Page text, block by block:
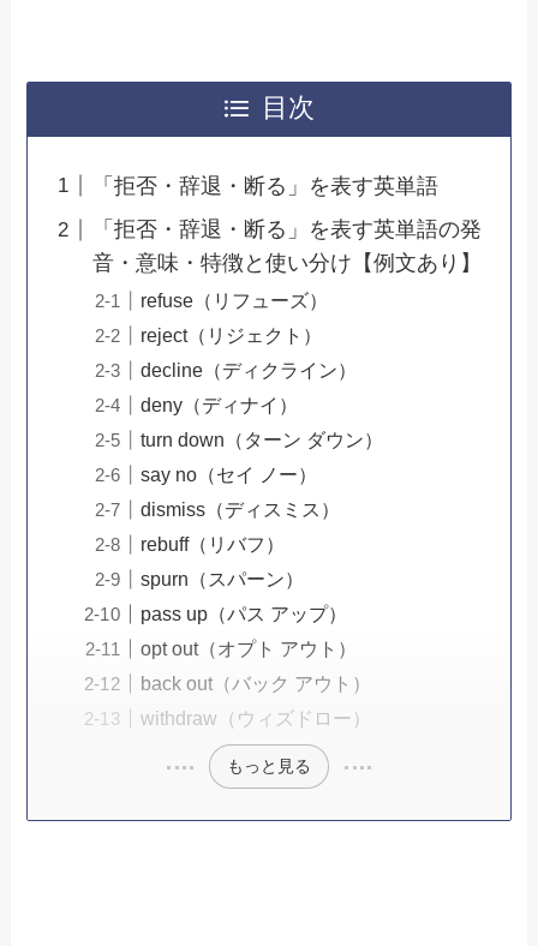
目次
「拒否・辞退・断る」を表す英単語
「拒否・辞退・断る」を表す英単語の発
音・意味・特徴と使い分け【例文あり】
refuse（リフューズ）
reject（リジェクト）
decline（ディクライン）
deny（ディナイ）
turn down（ターン ダウン）
say no（セイ ノー）
dismiss（ディスミス）
rebuff（リバフ）
spurn（スパーン）
pass up（パス アップ）
opt out（オプト アウト）
back out（バック アウト）
withdraw（ウィズドロー）
もっと見る